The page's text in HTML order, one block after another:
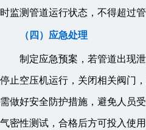
时监测管道运行状态，不得超过
（四）应急处理
制定应急预案，若管道出现
停止空压机运行，关闭相关阀门
需做好安全防护措施，避免人员
气密性测试，合格后方可投入使用